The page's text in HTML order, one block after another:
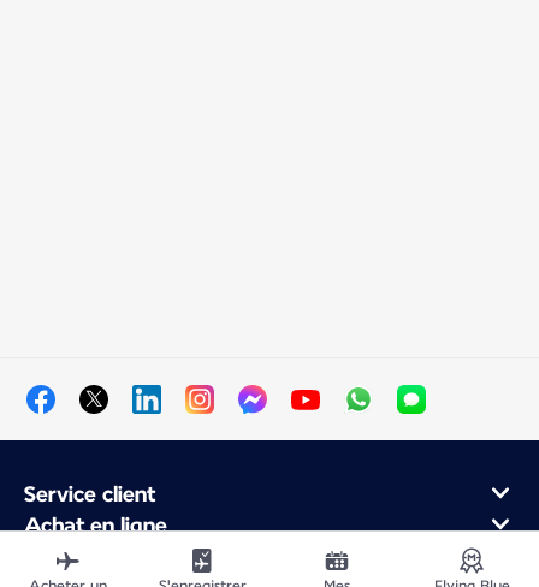
Service client
Achat en ligne
Programme de fidélité et partenaires